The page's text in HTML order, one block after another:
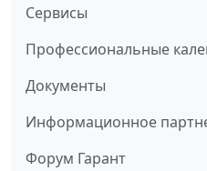
Сервисы
Профессиональные
Документы
Информационное
Форум Гарант